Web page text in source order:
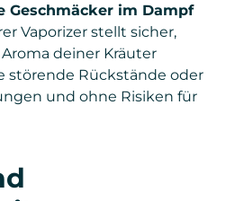
Geschmäcker im Dampf
Vaporizer stellt sicher,
deiner Kräuter
störende Rückstände oder
und ohne Risiken für